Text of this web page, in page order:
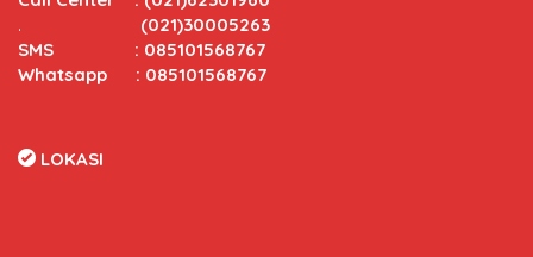
. (021)30005263
SMS : 085101568767
Whatsapp : 085101568767
LOKASI